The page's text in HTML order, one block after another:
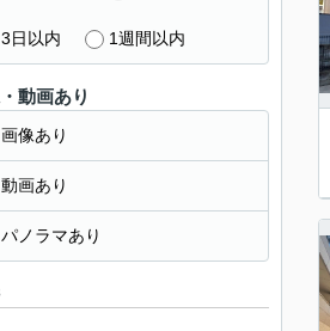
3日以内 1週間以内
動画あり
画像あり
動画あり
パノラマあり